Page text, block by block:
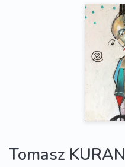
Tomasz KURAN